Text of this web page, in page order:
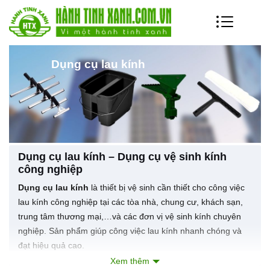
Dụng cụ lau kính
Dụng cụ lau kính – Dụng cụ vệ sinh kính
công nghiệp
Dụng cụ lau kính là thiết bị vệ sinh cần thiết cho công việc
lau kính công nghiệp tại các tòa nhà, chung cư, khách sạn,
trung tâm thương mại,…và các đơn vị vệ sinh kính chuyên
nghiệp. Sản phẩm giúp công việc lau kính nhanh chóng và
đạt hiệu quả cao.
Một số dụng cụ lau kính thông dụng hiện nay
Xem thêm